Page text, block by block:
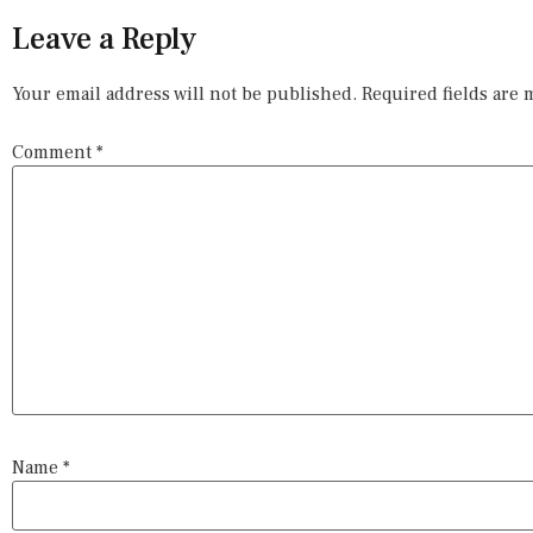
Leave a Reply
Your email address will not be published. Required fields are
Comment *
Name *